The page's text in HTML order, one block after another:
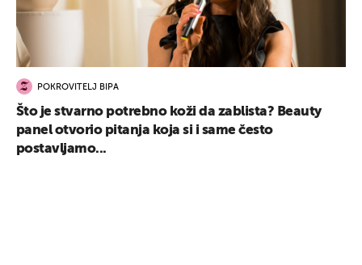
POKROVITELJ BIPA
Što je stvarno potrebno koži da zablista? Beauty
panel otvorio pitanja koja si i same često
postavljamo...